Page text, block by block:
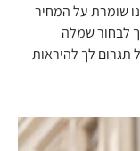
שומרת על המחיר
לבחור שמלה
תגרום לך להיראות